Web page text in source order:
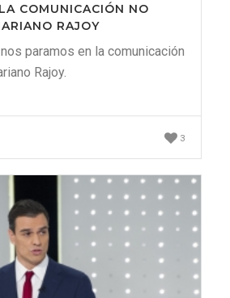
COMUNICACIÓN NO
RAJOY
paramos en la comunicación
Rajoy.
3